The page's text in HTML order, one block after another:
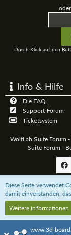
Durch Klick auf den
Info & Hilfe
Die FAQ
Support-Forum
Ticketsystem
WoltLab Suite Forum
Suite Forum -
Unterstützt das 3D-
Amazon.dewww.3d-
Diese Seite verwendet
damit einverstanden,
Weitere Informationen